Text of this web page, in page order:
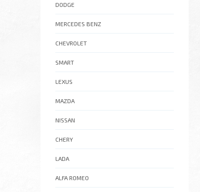
DODGE
MERCEDES BENZ
CHEVROLET
SMART
LEXUS
MAZDA
NISSAN
CHERY
LADA
ALFA ROMEO